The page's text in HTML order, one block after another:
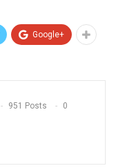
Google+
951 Posts 0